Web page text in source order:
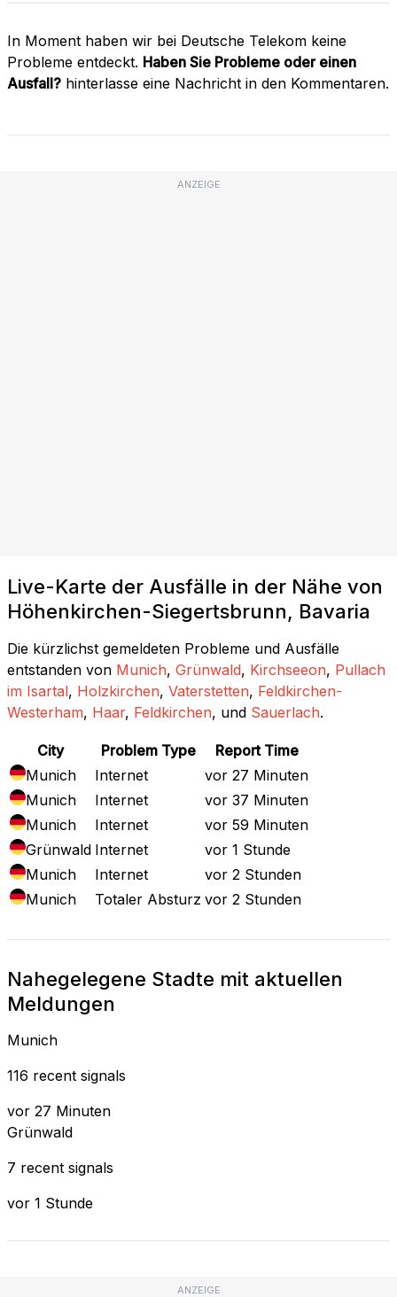
In Moment haben wir bei Deutsche Telekom keine
Probleme entdeckt. Haben Sie Probleme oder einen
Ausfall? hinterlasse eine Nachricht in den Kommentaren.
ANZEIGE
Live-Karte der Ausfälle in der Nähe von
Höhenkirchen-Siegertsbrunn, Bavaria
Die kürzlichst gemeldeten Probleme und Ausfälle
entstanden von Munich, Grünwald, Kirchseeon, Pullach
im Isartal, Holzkirchen, Vaterstetten, Feldkirchen-
Westerham, Haar, Feldkirchen, und Sauerlach.
City Problem Type
Report Time
Munich
Internet
vor 27 Minuten
Munich
Internet
vor 37 Minuten
Munich
Internet
vor 59 Minuten
Grünwald Internet
vor 1 Stunde
Munich
Internet
vor 2 Stunden
Munich
Totaler Absturz vor 2 Stunden
Nahegelegene Stadte mit aktuellen
Meldungen
Munich
116 recent signals
vor 27 Minuten
Grünwald
7 recent signals
vor 1 Stunde
ANZEIGE